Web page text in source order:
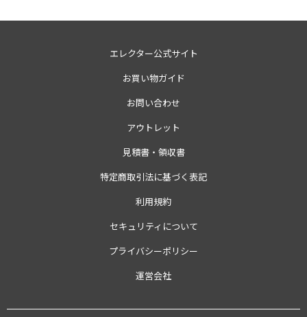
エレクター公式サイト
お買い物ガイド
お問い合わせ
アウトレット
見積書・領収書
特定商取引法に基づく表記
利用規約
セキュリティについて
プライバシーポリシー
運営会社